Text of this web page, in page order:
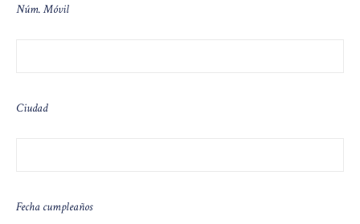
Núm. Móvil
Ciudad
Fecha cumpleaños